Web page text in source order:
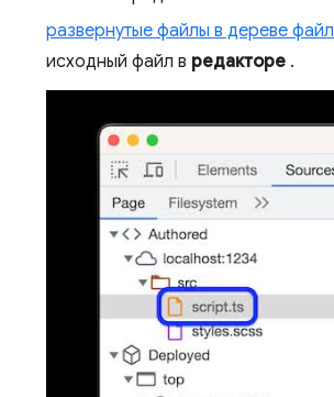
развернутые файлы в дереве
исходный файл в редакторе .